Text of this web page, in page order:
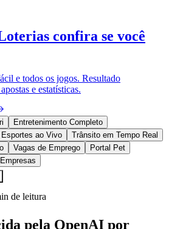
da sua região
confira se você
e todos os jogos. Resultado
e estatísticas.
Entretenimento Completo
Esportes ao Vivo
Trânsito em Tempo Real
Vagas de Emprego
Portal Pet
de leitura
pela OpenAI por